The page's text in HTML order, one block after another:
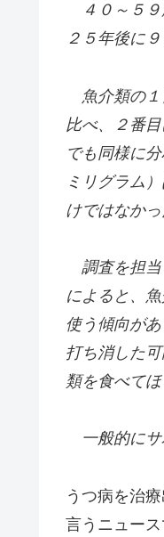
４０～５９
２５年後に
魚介類の１
比べ、２番
でも同様に
ミリグラム
けではなかっ
調査を担当
によると、
使う傾向が
打ち消した
類を食べてほ
一般的にサ
うつ病を治
言うニュース